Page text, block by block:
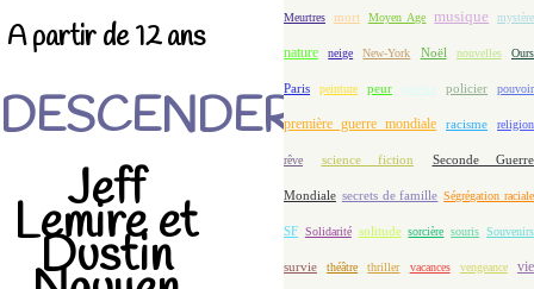
A partir de 12 ans
DESCENDER
Jeff
Lemire et
Dustin
Meurtres mort Moyen Age musique mystère
nature neige New-York Noël nouvelles Ours
Paris peinture peur poésie policier pouvoir
première guerre mondiale racisme religion
rêve science fiction Seconde Guerre
Mondiale secrets de famille Ségrégation raciale
SF Solidarité solitude sorcière souris Souvenirs
survie théâtre thriller vacances vengeance vie